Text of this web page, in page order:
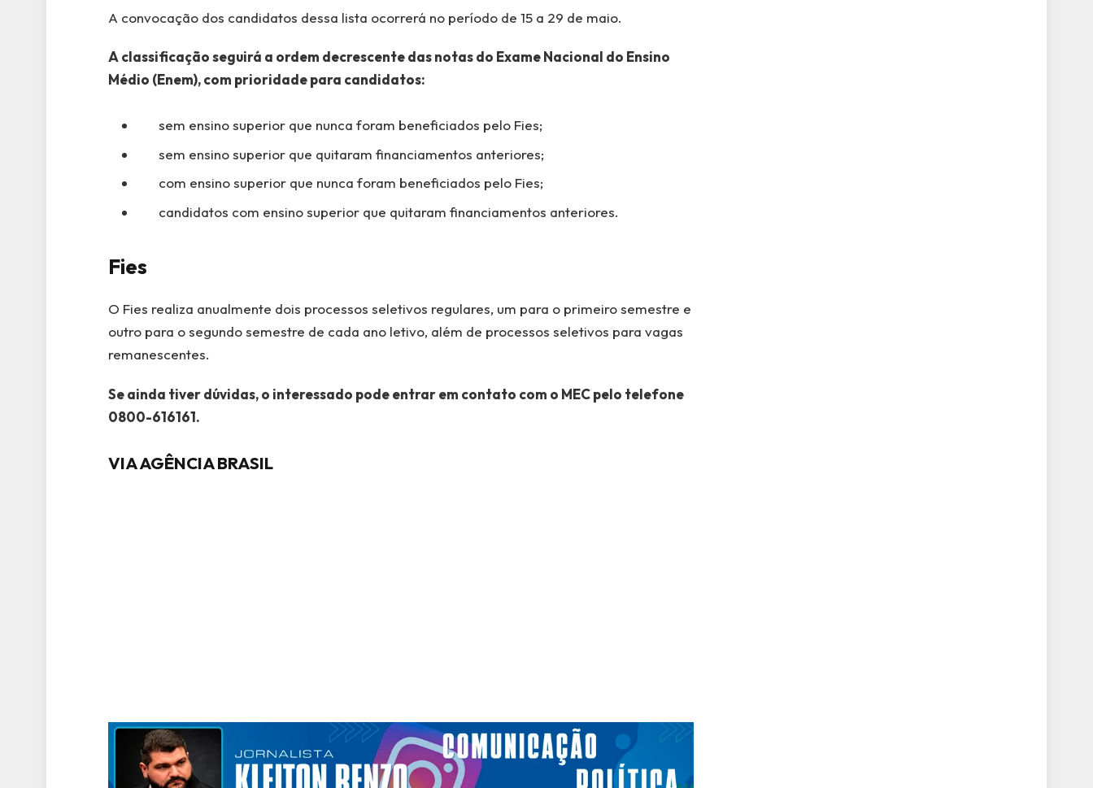
A convocação dos candidatos dessa lista ocorrerá no período de 15 a 29 de maio.
A classificação seguirá a ordem decrescente das notas do Exame Nacional do Ensino
Médio (Enem), com prioridade para candidatos:
sem ensino superior que nunca foram beneficiados pelo Fies;
sem ensino superior que quitaram financiamentos anteriores;
com ensino superior que nunca foram beneficiados pelo Fies;
candidatos com ensino superior que quitaram financiamentos anteriores.
Fies
O Fies realiza anualmente dois processos seletivos regulares, um para o primeiro semestre e
outro para o segundo semestre de cada ano letivo, além de processos seletivos para vagas
remanescentes.
Se ainda tiver dúvidas, o interessado pode entrar em contato com o MEC pelo telefone
0800-616161.
VIA AGÊNCIA BRASIL